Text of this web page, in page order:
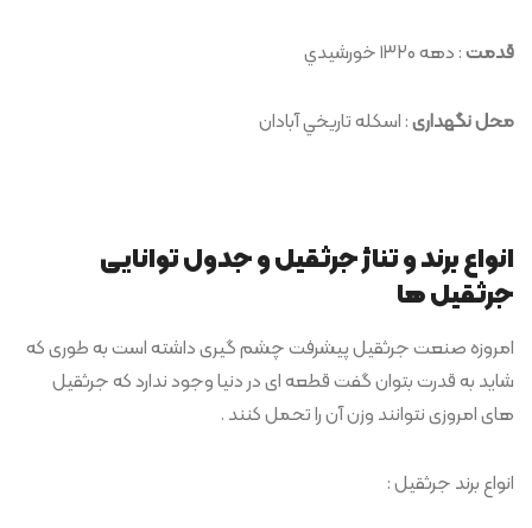
قدمت: دهه ۱۳۲۰ خورشيدي
محل نگهداری: اسكله تاريخي آبادان
انواع برند و تناژ جرثقیل و جدول توانایی
جرثقیل ها
امروزه صنعت جرثقیل پیشرفت چشم گیری داشته است به طوری که
شاید به قدرت بتوان گفت قطعه ای در دنیا وجود ندارد که جرثقیل
های امروزی نتوانند وزن آن را تحمل کنند .
انواع برند جرثقیل :